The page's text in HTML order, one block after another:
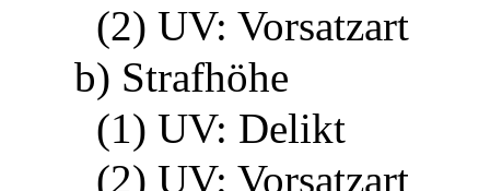
(2) UV: Vorsatzart
b) Strafhöhe
(1) UV: Delikt
(2) UV: Vorsatzart